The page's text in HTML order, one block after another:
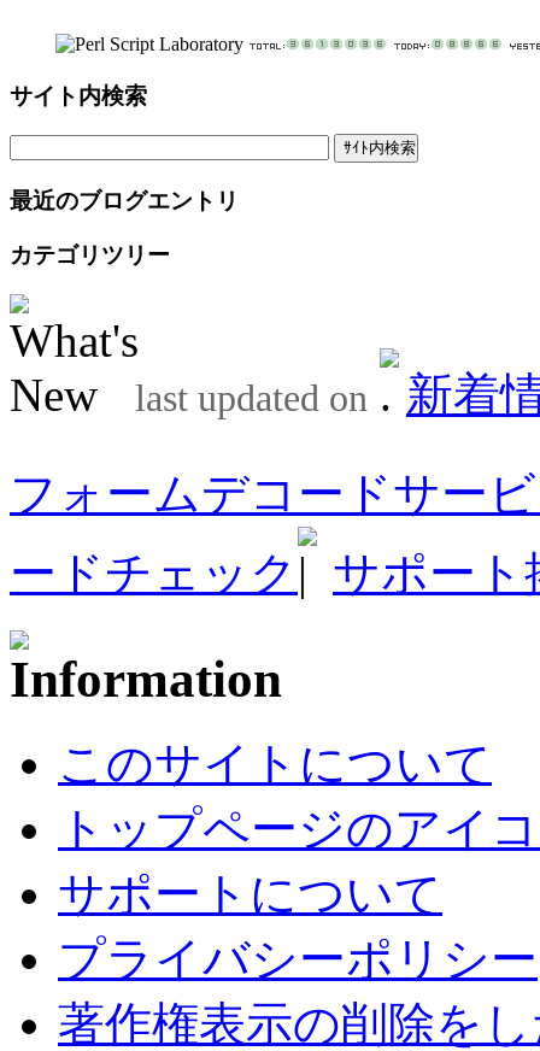
サイト内検索
最近のブログエントリ
カテゴリツリー
last updated on
新着
フォームデコードサー
ードチェック
サポート
このサイトについて
トップページのアイ
サポートについて
プライバシーポリシー
著作権表示の削除を